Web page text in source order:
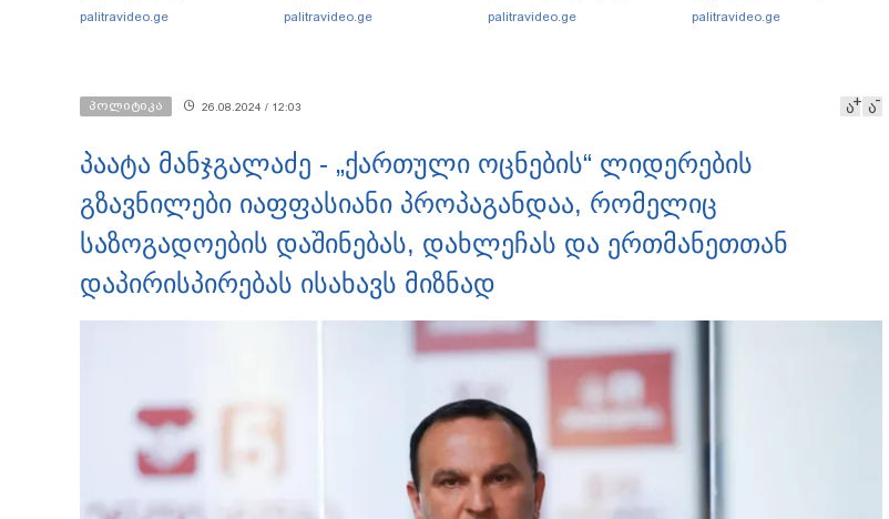
დადიანიძის დედის
palitravideo.ge
ემუქრებათ
palitravideo.ge
პასუხი
palitravideo.ge
წელი! ხომ არ იცით
palitravideo.ge
პოლიტიკა 26.08.2024 / 12:03 ა ა
პაატა მანჯგალაძე - „ქართული ოცნების“ ლიდერების
გზავნილები იაფფასიანი პროპაგანდაა, რომელიც
საზოგადოების დაშინებას, დახლეჩას და ერთმანეთთან
დაპირისპირებას ისახავს მიზნად